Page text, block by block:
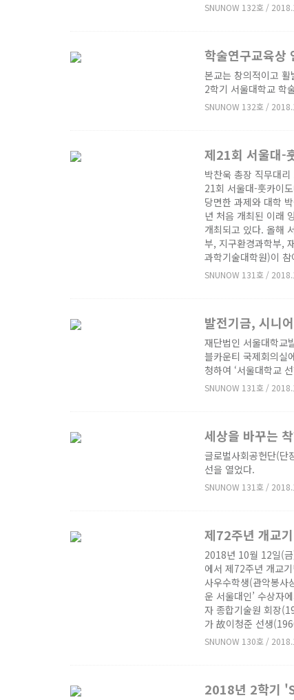
SNUNOW 132호 /
학술연구교육상
본교는 창의적이고
2학기 서울대학교 학
SNUNOW 132호 /
제21회 서울대-
박찬욱 총장 직무대
21회 서울대-훗카이
당면한 과제와 대학
년 처음 개최된 이래
개최되고 있다. 올해
부, 지구환경과학부,
과학기술대학원)이
SNUNOW 131호 /
발전기금, 시니
재단법인 서울대학교
블카운티 국제회의실
청하여 ‘서울대학교
SNUNOW 131호 /
세상을 바꾸는
글로벌사회공헌단(
선을 열었다.
SNUNOW 131호 /
제72주년 개교
2018년 10월 12일(
에서 제72주년 개교
사우수학생(관악봉사
운 서울대인’ 수상자
자 종합기술원 회장
가 故이청준 선생
SNUNOW 130호 /
2018년 2학기